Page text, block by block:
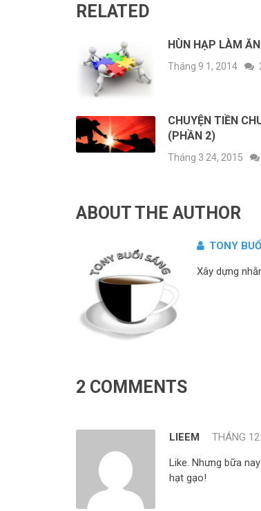
RELATED
HÙN HẠP LÀM ĂN
Tháng 9 1, 2014
CHUYỆN TIỀN
(PHẦN 2)
Tháng 3 24, 2015
ABOUT THE AUTHOR
TONY
Xây dựng
2 COMMENTS
LIEEM THÁNG
Like. Nhưng bữa
hạt gạo!